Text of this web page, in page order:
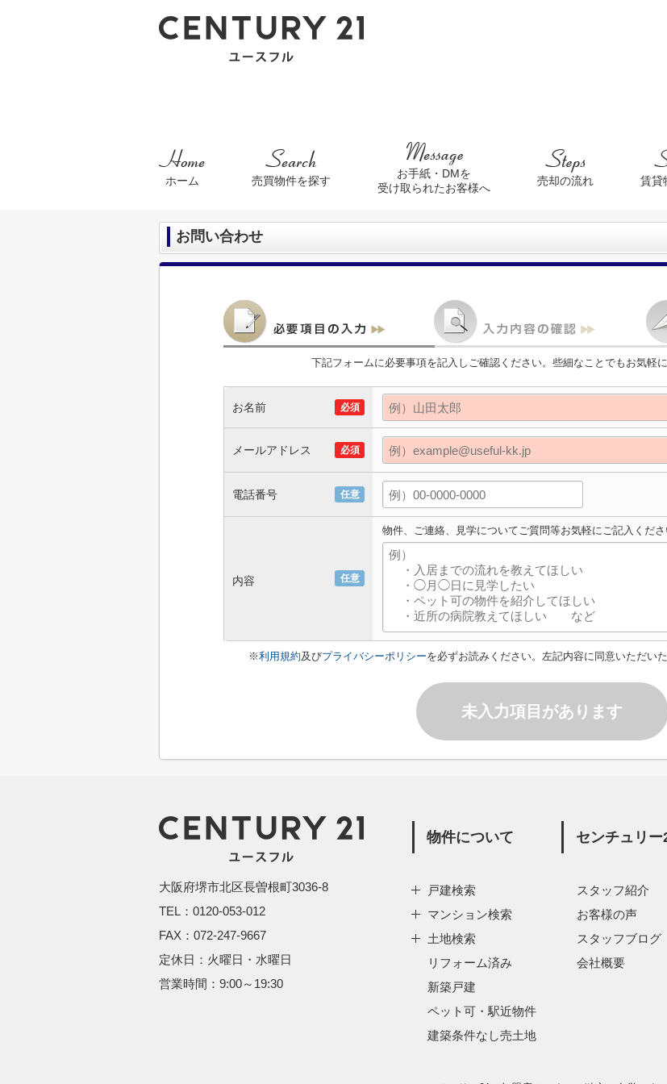
ホーム 売買物件を探す
お手紙・DMを
受け取られたお客様へ
売却の流れ 賃貸
お問い合わせ
下記フォームに必要事項を記入しご確認ください。些細なことでもお気軽
お名前 必須
メールアドレス 必須
電話番号 任意
内容 任意
物件、ご連絡、見学についてご質問等お気軽にご記入くだ
※利用規約及びプライバシーポリシーを必ずお読みください。左記内容に同意いただい
未入力項目があります
大阪府堺市北区長曽根町3036-8
TEL：0120-053-012
FAX：072-247-9667
定休日：火曜日・水曜日
営業時間：9:00～19:30
物件について
戸建検索
マンション検索
土地検索
リフォーム済み
新築戸建
ペット可・駅近物件
建築条件なし売土地
センチュリ
スタッフ紹介
お客様の声
スタッフブログ
会社概要